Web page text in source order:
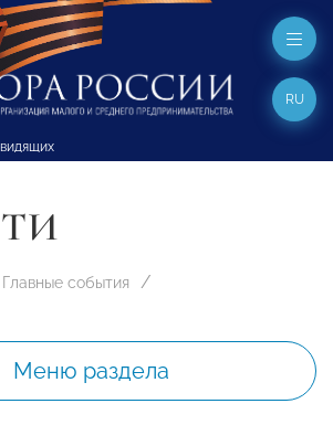
RU
Главные события
Меню раздела